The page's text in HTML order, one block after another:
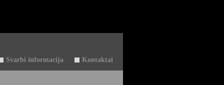
Svarbi informacija Kontaktai